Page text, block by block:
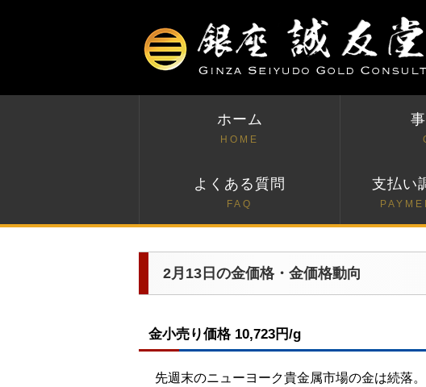
ホーム
HOME
よくある質問
FAQ
支払い
2月13日の金価格・金価格動向
金小売り価格 10,723円/g
先週末のニューヨーク貴金属市場の金は続落